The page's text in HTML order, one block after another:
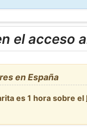
el acceso
en España
es 1 hora sobre el